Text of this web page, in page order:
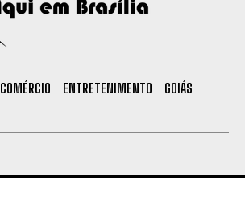
COMÉRCIO ENTRETENIMENTO
GOIÁS